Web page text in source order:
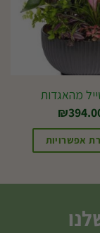
מהאגדות
₪
אפשרויות